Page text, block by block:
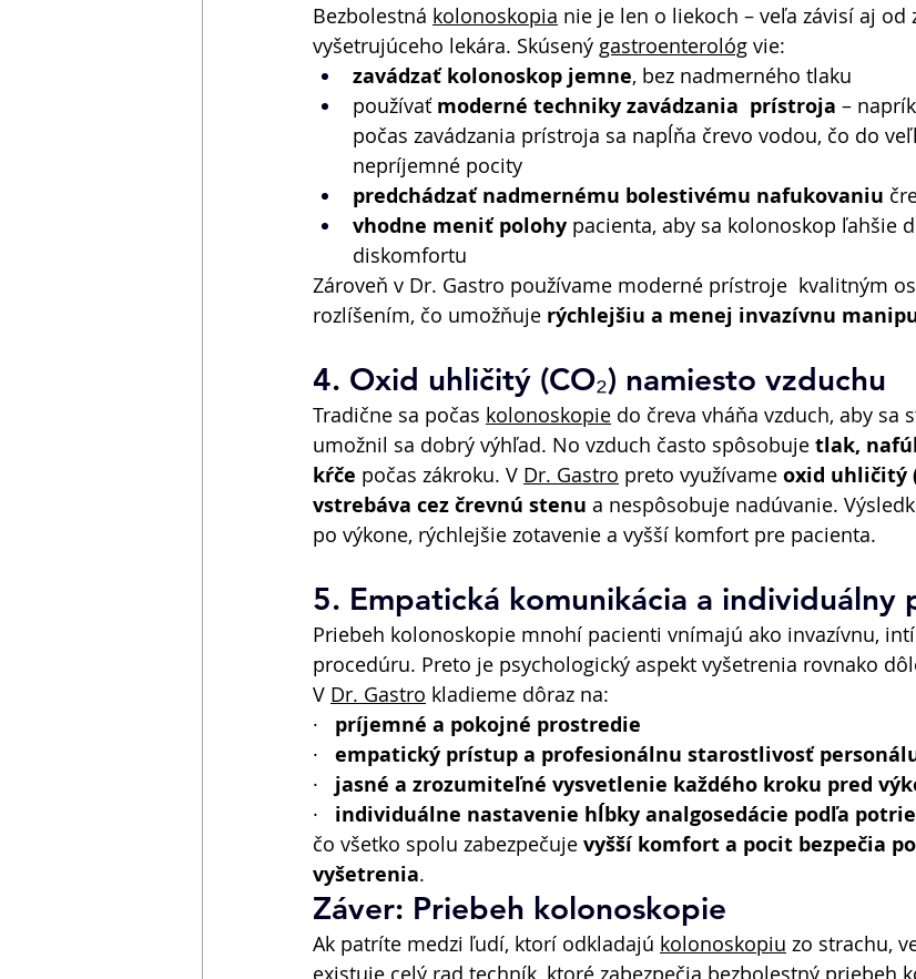
Bezbolestná kolonoskopia nie je len o liekoch – veľa závisí aj
vyšetrujúceho lekára. Skúsený gastroenterológ vie:
zavádzať kolonoskop jemne, bez nadmerného tlaku
používať moderné techniky zavádzania  prístroja –
počas zavádzania prístroja sa napĺňa črevo vodou, čo do
nepríjemné pocity
predchádzať nadmernému bolestivému nafukovaniu
vhodne meniť polohy pacienta, aby sa kolonoskop ľahšie
diskomfortu
Zároveň v Dr. Gastro používame moderné prístroje  kvalitným
rozlíšením, čo umožňuje rýchlejšiu a menej invazívnu
4. Oxid uhličitý (CO₂) namiesto vzduchu
Tradične sa počas kolonoskopie do čreva vháňa vzduch, aby sa
umožnil sa dobrý výhľad. No vzduch často spôsobuje tlak,
kŕče počas zákroku. V Dr. Gastro preto využívame oxid uhličitý
vstrebáva cez črevnú stenu a nespôsobuje nadúvanie.
po výkone, rýchlejšie zotavenie a vyšší komfort pre pacienta.
5. Empatická komunikácia a individuálny
Priebeh kolonoskopie mnohí pacienti vnímajú ako invazívnu,
procedúru. Preto je psychologický aspekt vyšetrenia rovnako
V Dr. Gastro kladieme dôraz na:
· príjemné a pokojné prostredie
· empatický prístup a profesionálnu starostlivosť
· jasné a zrozumiteľné vysvetlenie každého kroku pred
· individuálne nastavenie hĺbky analgosedácie podľa
čo všetko spolu zabezpečuje vyšší komfort a pocit bezpečia
vyšetrenia.
Záver: Priebeh kolonoskopie
Ak patríte medzi ľudí, ktorí odkladajú kolonoskopiu zo strachu,
existuje celý rad techník, ktoré zabezpečia bezbolestný priebeh